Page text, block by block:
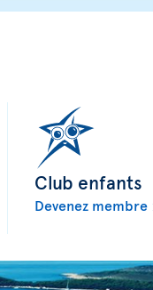
Club enfants
Devenez membre